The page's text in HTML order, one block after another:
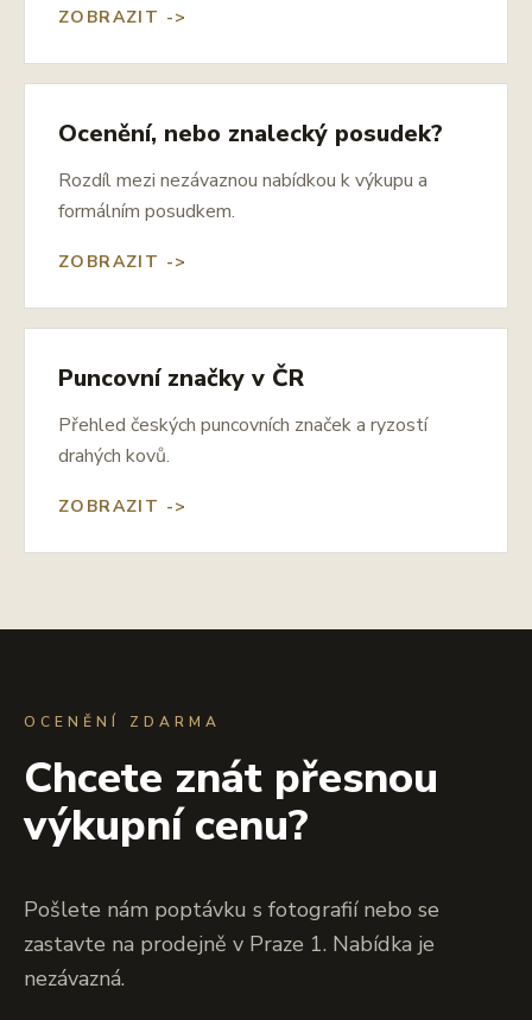
ZOBRAZIT ->
Ocenění, nebo znalecký posudek?
Rozdíl mezi nezávaznou nabídkou k výkupu a
formálním posudkem.
ZOBRAZIT ->
Puncovní značky v ČR
Přehled českých puncovních značek a ryzostí
drahých kovů.
ZOBRAZIT ->
OCENĚNÍ ZDARMA
Chcete znát přesnou
výkupní cenu?
Pošlete nám poptávku s fotografií nebo se
zastavte na prodejně v Praze 1. Nabídka je
nezávazná.